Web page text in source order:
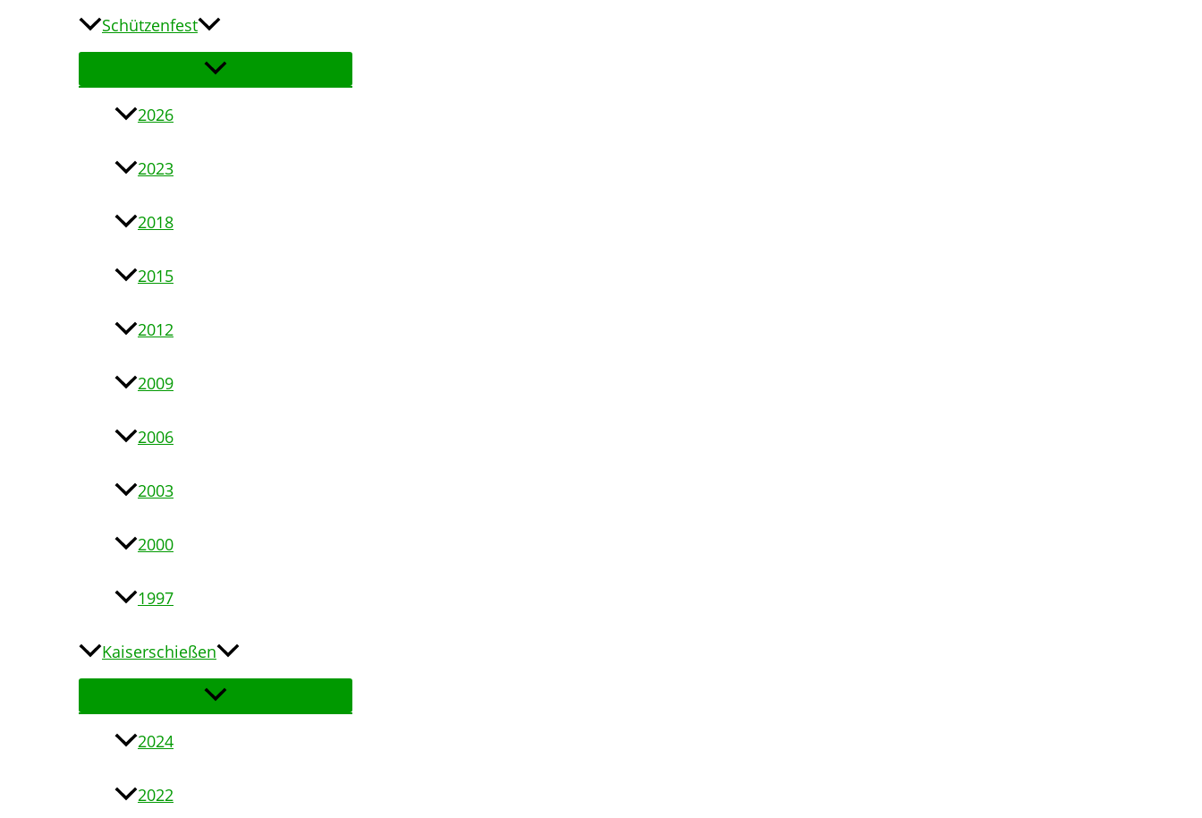
Schützenfest
2026
2023
2018
2015
2012
2009
2006
2003
2000
1997
Kaiserschießen
2024
2022